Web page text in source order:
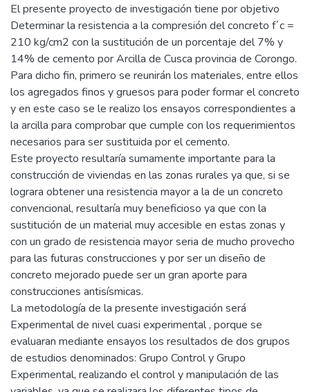
El presente proyecto de investigación tiene por objetivo
Determinar la resistencia a la compresión del concreto f´c =
210 kg/cm2 con la sustitución de un porcentaje del 7% y
14% de cemento por Arcilla de Cusca provincia de Corongo.
Para dicho fin, primero se reunirán los materiales, entre ellos
los agregados finos y gruesos para poder formar el concreto
y en este caso se le realizo los ensayos correspondientes a
la arcilla para comprobar que cumple con los requerimientos
necesarios para ser sustituida por el cemento.
Este proyecto resultaría sumamente importante para la
construcción de viviendas en las zonas rurales ya que, si se
lograra obtener una resistencia mayor a la de un concreto
convencional, resultaría muy beneficioso ya que con la
sustitución de un material muy accesible en estas zonas y
con un grado de resistencia mayor seria de mucho provecho
para las futuras construcciones y por ser un diseño de
concreto mejorado puede ser un gran aporte para
construcciones antisísmicas.
La metodología de la presente investigación será
Experimental de nivel cuasi experimental , porque se
evaluaran mediante ensayos los resultados de dos grupos
de estudios denominados: Grupo Control y Grupo
Experimental, realizando el control y manipulación de las